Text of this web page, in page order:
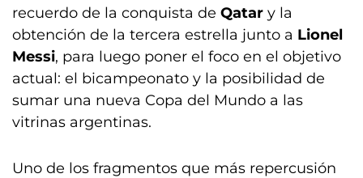
recuerdo de la conquista de Qatar y la
obtención de la tercera estrella junto a Lionel
Messi, para luego poner el foco en el objetivo
actual: el bicampeonato y la posibilidad de
sumar una nueva Copa del Mundo a las
vitrinas argentinas.
Uno de los fragmentos que más repercusión